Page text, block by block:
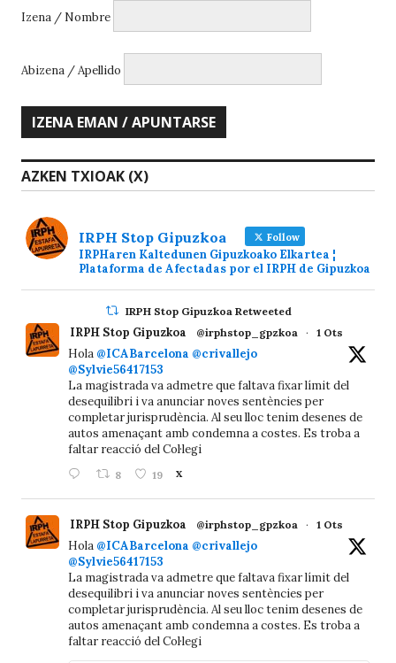
Izena / Nombre
Abizena / Apellido
AZKEN TXIOAK (X)
IRPH Stop Gipuzkoa Follow
IRPHaren Kaltedunen Gipuzkoako Elkartea ¦
Plataforma de Afectadas por el IRPH de Gipuzkoa
IRPH Stop Gipuzkoa Retweeted
IRPH Stop Gipuzkoa @irphstop_gpzkoa · 1 Ots
Hola @ICABarcelona @crivallejo
@Sylvie56417153
La magistrada va admetre que faltava fixar límit del
desequilibri i va anunciar noves sentències per
completar jurisprudència. Al seu lloc tenim desenes de
autos amenaçant amb condemna a costes. Es troba a
faltar reacció del Col·legi
8 19 X
IRPH Stop Gipuzkoa @irphstop_gpzkoa · 1 Ots
Hola @ICABarcelona @crivallejo
@Sylvie56417153
La magistrada va admetre que faltava fixar límit del
desequilibri i va anunciar noves sentències per
completar jurisprudència. Al seu lloc tenim desenes de
autos amenaçant amb condemna a costes. Es troba a
faltar reacció del Col·legi